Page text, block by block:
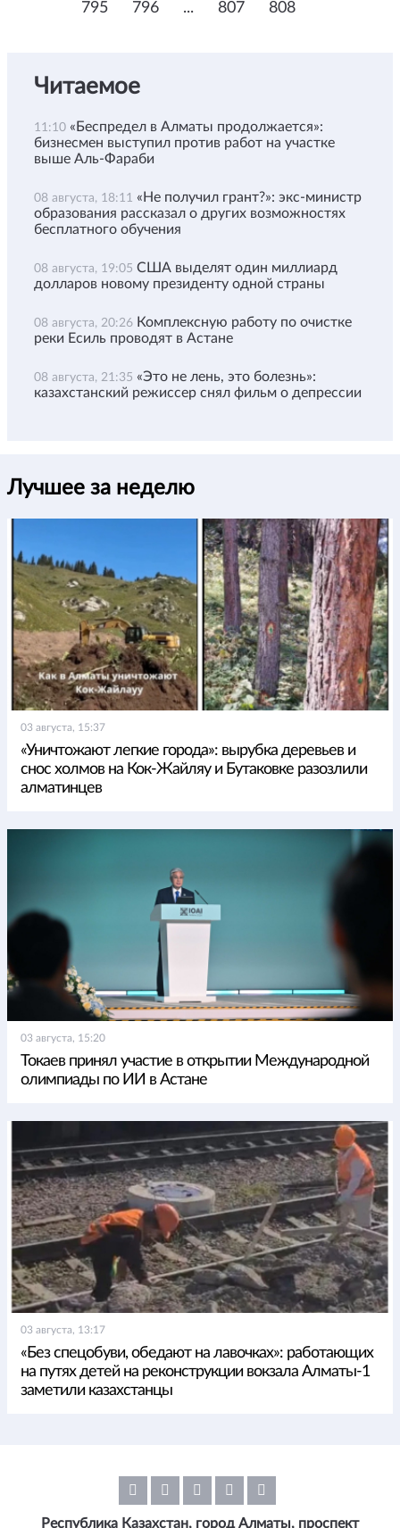
795
796 ... 807 808
Читаемое
11:10 «Беспредел в Алматы продолжается»:
бизнесмен выступил против работ на участке
выше Аль-Фараби
08 августа, 18:11 «Не получил грант?»: экс-министр
образования рассказал о других возможностях
бесплатного обучения
08 августа, 19:05 США выделят один миллиард
долларов новому президенту одной страны
08 августа, 20:26 Комплексную работу по очистке
реки Есиль проводят в Астане
08 августа, 21:35 «Это не лень, это болезнь»:
казахстанский режиссер снял фильм о депрессии
Лучшее за неделю
03 августа, 15:37
«Уничтожают легкие города»: вырубка деревьев и
снос холмов на Кок-Жайляу и Бутаковке разозлили
алматинцев
03 августа, 15:20
Токаев принял участие в открытии Международной
олимпиады по ИИ в Астане
03 августа, 13:17
«Без спецобуви, обедают на лавочках»: работающих
на путях детей на реконструкции вокзала Алматы-1
заметили казахстанцы
Республика Казахстан, город Алматы, проспект